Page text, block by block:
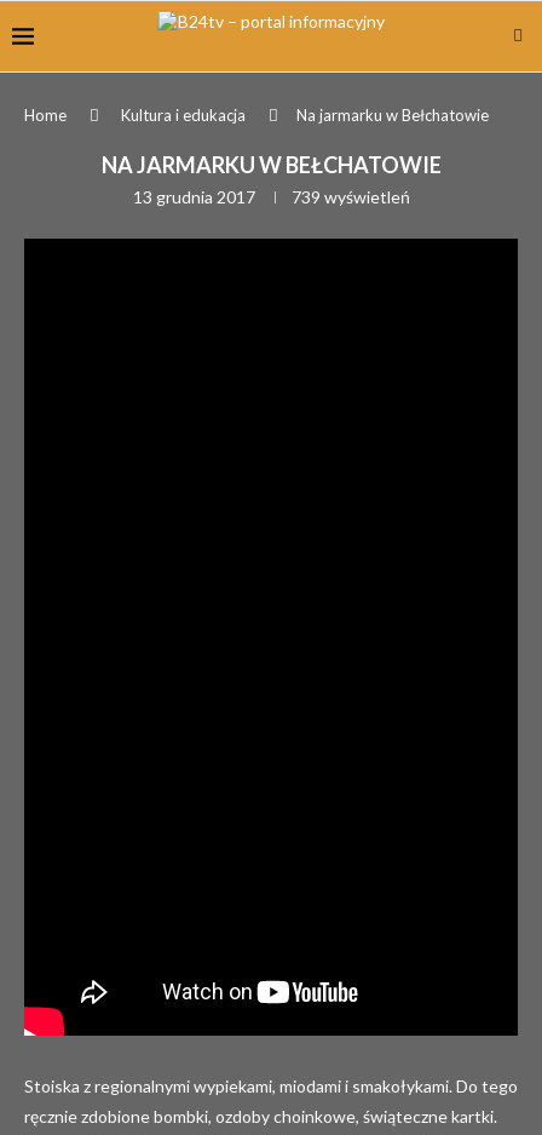
Home Kultura i edukacja Na jarmarku w Bełchatowie
NA JARMARKU W BEŁCHATOWIE
13 grudnia 2017 739 wyświetleń
Stoiska z regionalnymi wypiekami, miodami i smakołykami. Do tego
ręcznie zdobione bombki, ozdoby choinkowe, świąteczne kartki.